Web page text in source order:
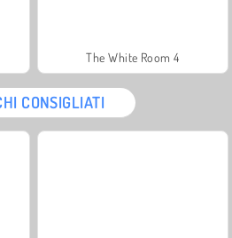
The White Room 4
CONSIGLIATI